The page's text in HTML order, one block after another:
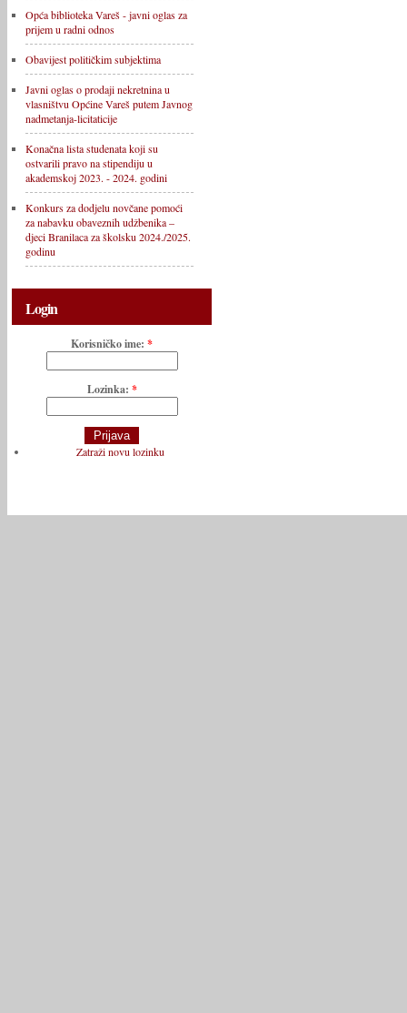
Opća biblioteka Vareš - javni oglas za
prijem u radni odnos
Obavijest političkim subjektima
Javni oglas o prodaji nekretnina u
vlasništvu Općine Vareš putem Javnog
nadmetanja-licitaticije
Konačna lista studenata koji su
ostvarili pravo na stipendiju u
akademskoj 2023. - 2024. godini
Konkurs za dodjelu novčane pomoći
za nabavku obaveznih udžbenika –
djeci Branilaca za školsku 2024./2025.
godinu
Login
Korisničko ime: *
Lozinka: *
Zatraži novu lozinku